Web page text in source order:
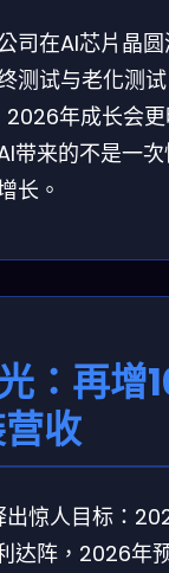
司在AI芯片晶
测试与老化测
年成长会
带来的不是一
长。
：再增
收
惊人目标：
达阵，2026年